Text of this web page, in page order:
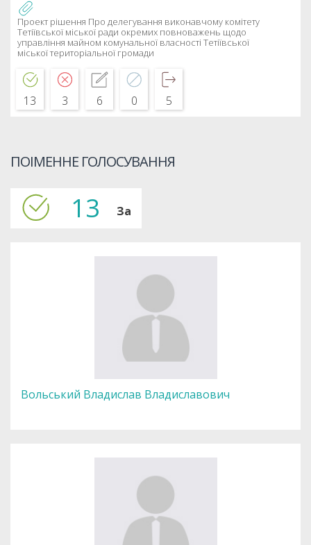
Проект рішення Про делегування виконавчому комітету
Тетіївської міської ради окремих повноважень щодо
управління майном комунальної власності Тетіївської
міської територіальної громади
13 3 6 0 5
ПОІМЕННЕ ГОЛОСУВАННЯ
13 За
Вольський Владислав Владиславович